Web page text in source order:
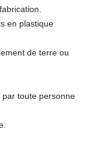
en plastique
de terre ou
toute personne